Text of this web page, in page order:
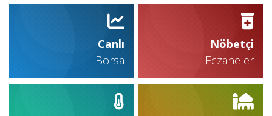
Canlı
Borsa
Nöbetçi
Eczaneler